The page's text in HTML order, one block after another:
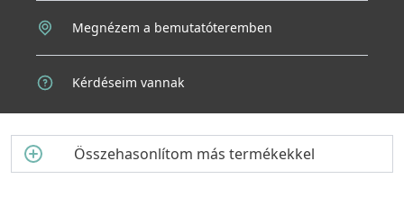
Megnézem a bemutatóteremben
Kérdéseim vannak
Összehasonlítom más termékekkel